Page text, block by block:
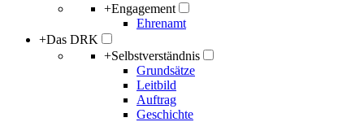
+Engagement
Ehrenamt
+Das DRK
+Selbstverständnis
Grundsätze
Leitbild
Auftrag
Geschichte